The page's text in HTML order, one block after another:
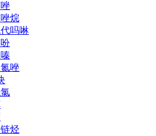
烷
吗啉
唑
链烃